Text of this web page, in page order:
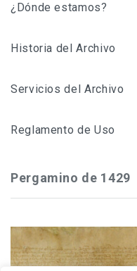
¿Dónde estamos?
Historia del Archivo
Servicios del Archivo
Reglamento de Uso
Pergamino de 1429